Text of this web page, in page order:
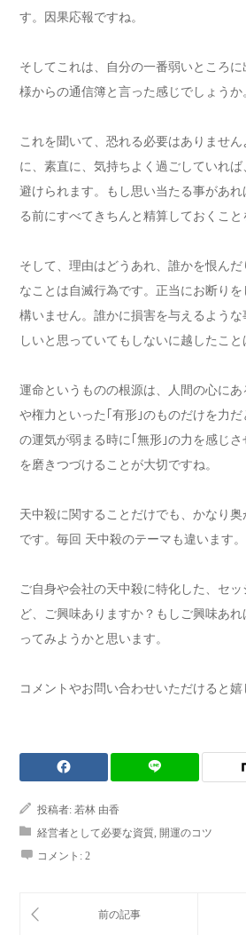
す。因果応報ですね。
そしてこれは、自分の一番弱いところ
様からの通信簿と言った感じでしょうか
これを聞いて、恐れる必要はありませ
に、素直に、気持ちよく過ごしていれ
避けられます。もし思い当たる事があれ
る前にすべてきちんと精算しておくこと
そして、理由はどうあれ、誰かを恨んだ
なことは自滅行為です。正当にお断り
構いません。誰かに損害を与えるよう
しいと思っていてもしないに越したこと
運命というものの根源は、人間の心に
や権力といった｢有形｣のものだけを力
の運気が弱まる時に｢無形｣の力を感じ
を磨きつづけることが大切ですね。
天中殺に関することだけでも、かなり
です。毎回 天中殺のテーマも違います。
ご自身や会社の天中殺に特化した、セ
ど、ご興味ありますか？もしご興味あ
ってみようかと思います。
コメントやお問い合わせいただけると嬉
投稿者: 若林 由香
経営者として必要な資質 開運のコツ
コメント: 2